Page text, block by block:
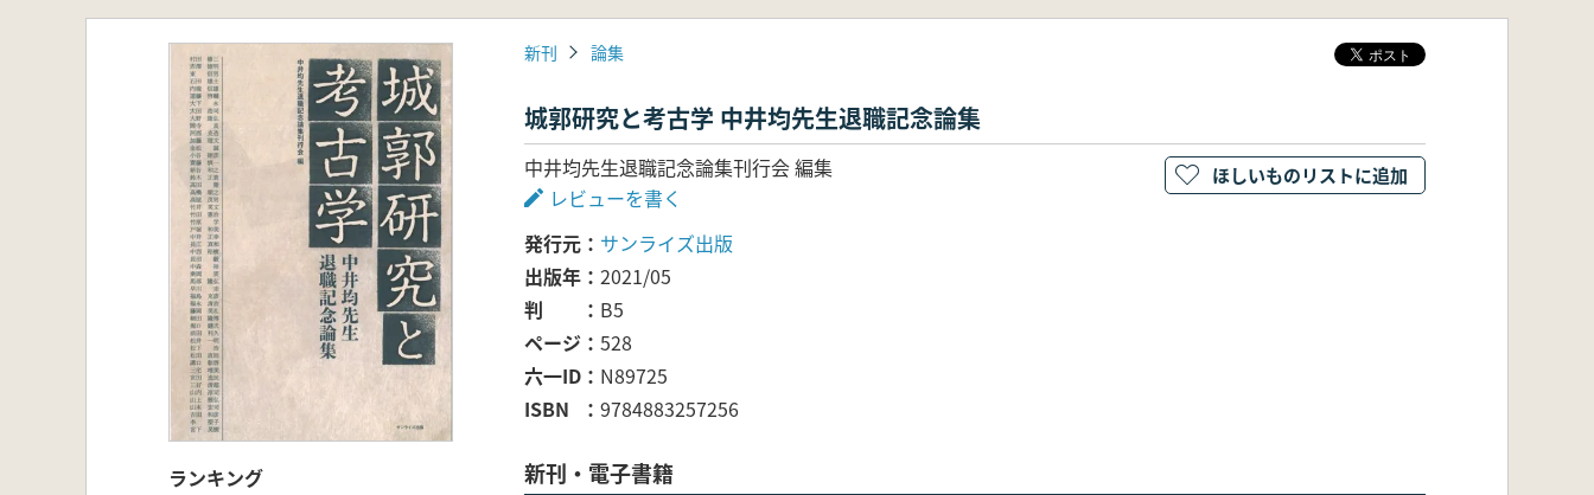
ランキング
新刊 論集
城郭研究と考古学 中井均先生退職記念論集
中井均先生退職記念論集刊行会 編集
レビューを書く
発行元
サンライズ出版
出版年
2021/05
判
B5
ページ
528
六一ID
N89725
ISBN
9784883257256
新刊・電子書籍
ほしいものリストに追加